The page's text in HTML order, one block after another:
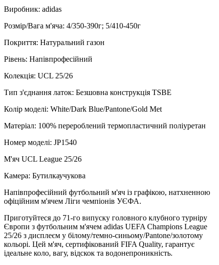
Виробник: adidas
Розмір/Вага м'яча: 4/350-390г; 5/410-450г
Покриття: Натуральний газон
Рівень: Напівпрофесійний
Колекція: UCL 25/26
Тип з'єднання латок: Безшовна конструкція TSBE
Колір моделі: White/Dark Blue/Pantone/Gold Met
Матеріал: 100% перероблений термопластичний поліуретан
Номер моделі: JP1540
М'яч UCL League 25/26
Камера: Бутилкаучукова
Напівпрофесійний футбольний м'яч із графікою, натхненною
офіційним м'ячем Ліги чемпіонів УЄФА.
Приготуйтеся до 71-го випуску головного клубного турніру
Європи з футбольним м'ячем adidas UEFA Champions League
25/26 з дисплеєм у білому/темно-синьому/Pantone/золотому
кольорі. Цей м'яч, сертифікований FIFA Quality, гарантує
ідеальне коло, вагу, відскок та водонепроникність.